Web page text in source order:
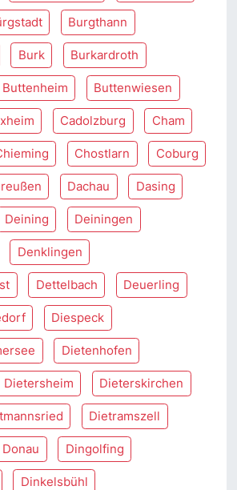
Burgthann
Burk Burkardroth
Buttenheim Buttenwiesen
Cadolzburg Cham
Chostlarn Coburg
Dachau Dasing
Deining Deiningen
Denklingen
Dettelbach Deuerling
Diespeck
Dietenhofen
Dietersheim Dieterskirchen
Dietramszell
Dingolfing
Dinkelsbühl